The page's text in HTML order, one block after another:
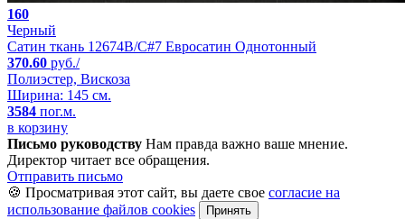
160
Черный
Сатин ткань 12674B/C#7 Евросатин Однотонный
370.60 руб./
Полиэстер, Вискоза
Ширина: 145 см.
3584 пог.м.
в корзину
Письмо руководству Нам правда важно ваше мнение.
Директор читает все обращения.
Отправить письмо
🍪 Просматривая этот сайт, вы даете свое согласие на
использование файлов cookies
Принять